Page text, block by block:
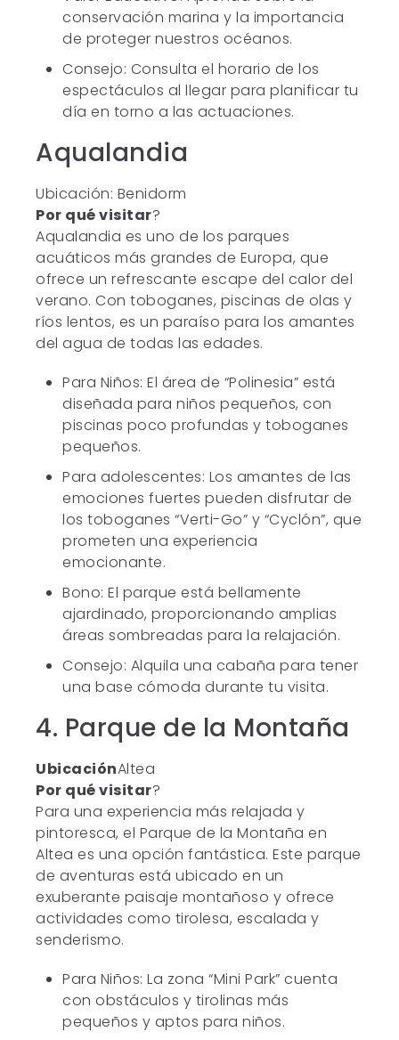
conservación marina y la importancia
de proteger nuestros océanos.
Consejo: Consulta el horario de los
espectáculos al llegar para planificar tu
día en torno a las actuaciones.
Aqualandia
Ubicación: Benidorm
Por qué visitar?
Aqualandia es uno de los parques
acuáticos más grandes de Europa, que
ofrece un refrescante escape del calor del
verano. Con toboganes, piscinas de olas y
ríos lentos, es un paraíso para los amantes
del agua de todas las edades.
Para Niños: El área de “Polinesia” está
diseñada para niños pequeños, con
piscinas poco profundas y toboganes
pequeños.
Para adolescentes: Los amantes de las
emociones fuertes pueden disfrutar de
los toboganes “Verti-Go” y “Cyclón”, que
prometen una experiencia
emocionante.
Bono: El parque está bellamente
ajardinado, proporcionando amplias
áreas sombreadas para la relajación.
Consejo: Alquila una cabaña para tener
una base cómoda durante tu visita.
4. Parque de la Montaña
UbicaciónAltea
Por qué visitar?
Para una experiencia más relajada y
pintoresca, el Parque de la Montaña en
Altea es una opción fantástica. Este parque
de aventuras está ubicado en un
exuberante paisaje montañoso y ofrece
actividades como tirolesa, escalada y
senderismo.
Para Niños: La zona “Mini Park” cuenta
con obstáculos y tirolinas más
pequeños y aptos para niños.